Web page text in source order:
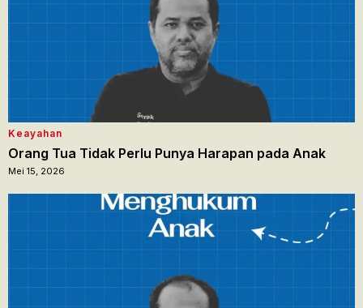
Keayahan
Orang Tua Tidak Perlu Punya Harapan pada Anak
Mei 15, 2026